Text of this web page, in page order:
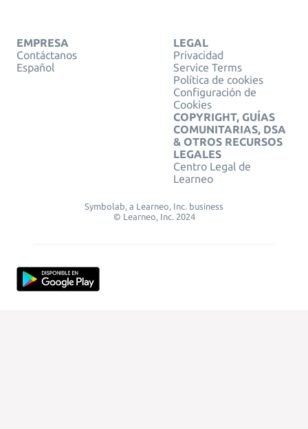
EMPRESA
Contáctanos
Español
LEGAL
Privacidad
Service Terms
Política de cookies
Configuración de
Cookies
COPYRIGHT, GUÍAS
COMUNITARIAS, DSA
& OTROS RECURSOS
LEGALES
Centro Legal de
Learneo
Symbolab, a Learneo, Inc. business
© Learneo, Inc. 2024